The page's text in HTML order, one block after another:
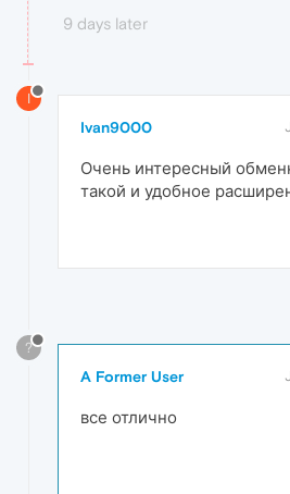
9 days later
I
Ivan9000
Очень интересный
такой и удобное
?
A Former User
все отлично